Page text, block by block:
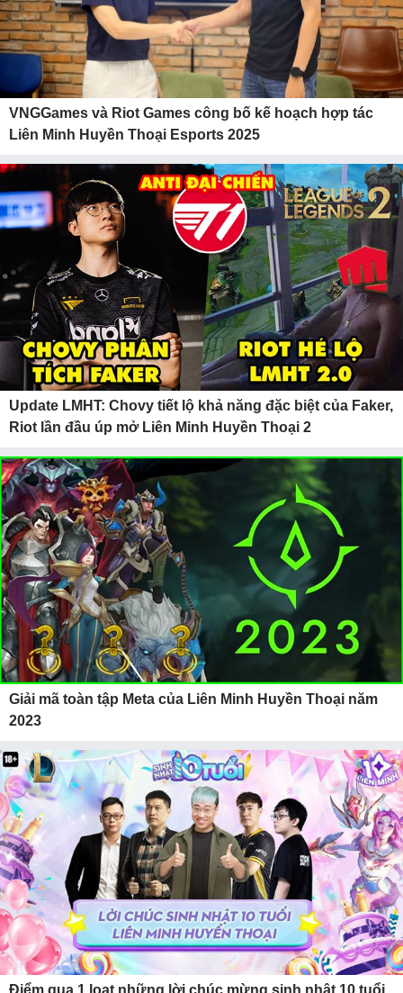
VNGGames và Riot Games công bố kế hoạch hợp tác
Liên Minh Huyền Thoại Esports 2025
Update LMHT: Chovy tiết lộ khả năng đặc biệt của Faker,
Riot lần đầu úp mở Liên Minh Huyền Thoại 2
Giải mã toàn tập Meta của Liên Minh Huyền Thoại năm
2023